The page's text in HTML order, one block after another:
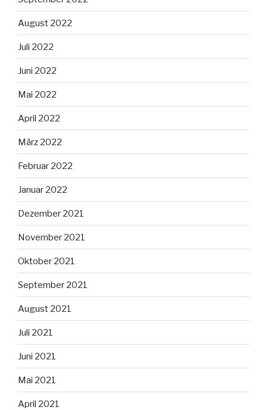
August 2022
Juli 2022
Juni 2022
Mai 2022
April 2022
März 2022
Februar 2022
Januar 2022
Dezember 2021
November 2021
Oktober 2021
September 2021
August 2021
Juli 2021
Juni 2021
Mai 2021
April 2021